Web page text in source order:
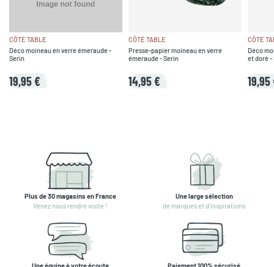
CÔTÉ TABLE
Déco moineau en verre émeraude -
Serin
19,95 €
CÔTÉ TABLE
Presse-papier moineau en verre
émeraude - Serin
14,95 €
CÔTÉ
Déco
et doré -
19,95
Plus de 30 magasins en France
Venez nous rendre visite !
Une large sélection
de marques et d'inspirations
Une équipe à votre écoute
Paiement 100% sécurisé